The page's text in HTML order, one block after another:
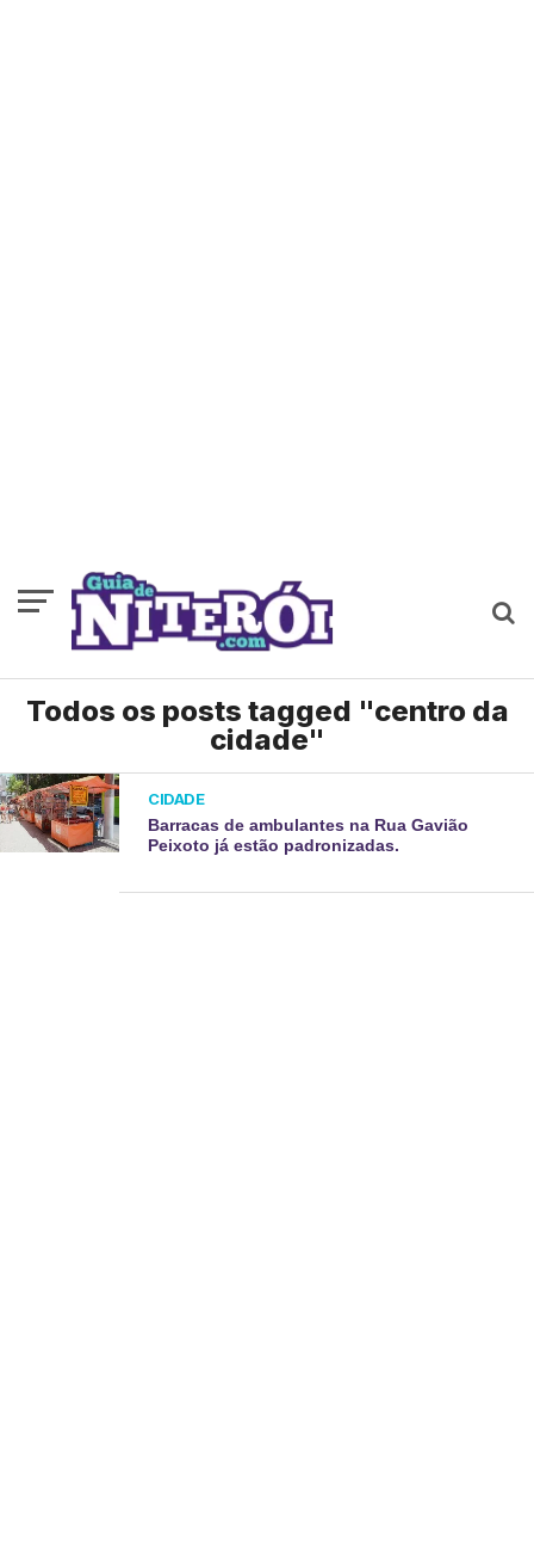
Todos os posts tagged "centro da
cidade"
CIDADE
Barracas de ambulantes na Rua Gavião
Peixoto já estão padronizadas.